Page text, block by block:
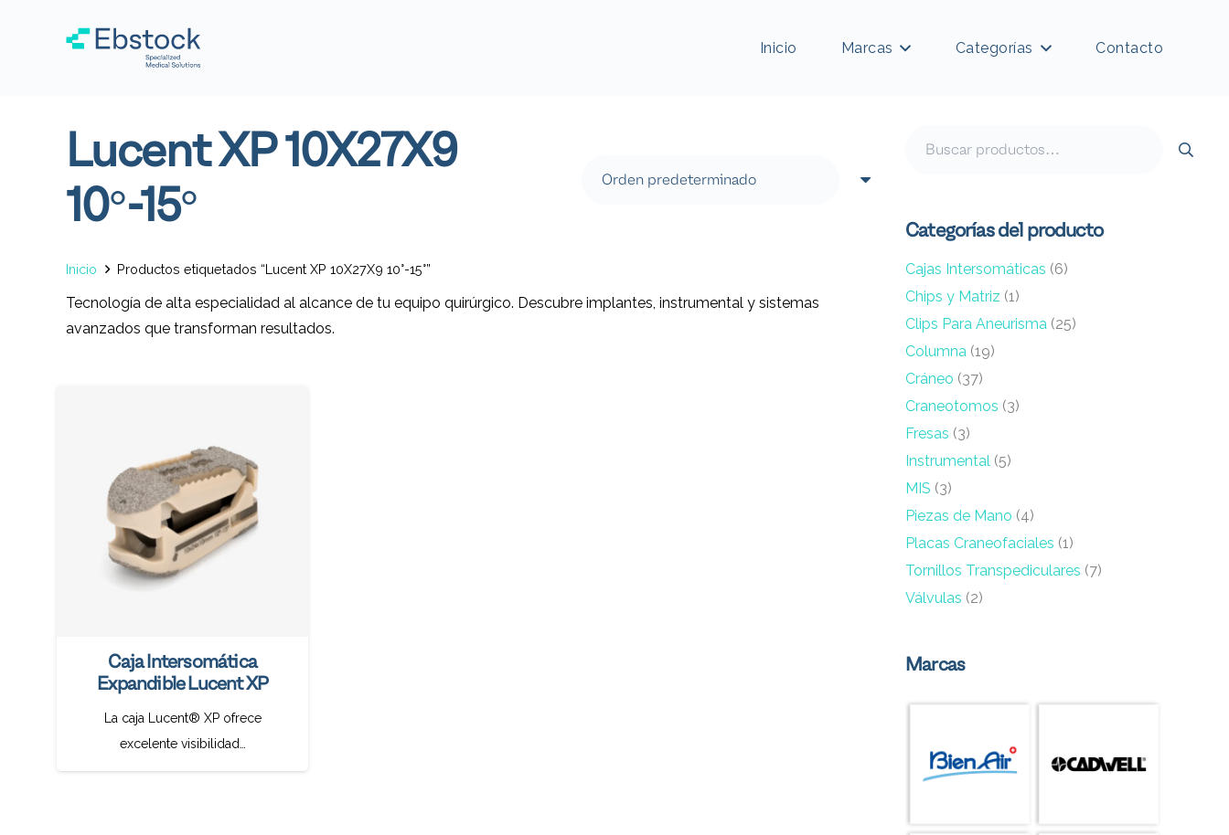
Inicio Marcas Categorías Contacto
Lucent XP 10X27X9
10°-15°
Inicio Productos etiquetados “Lucent XP 10X27X9 10°-15°”
Tecnología de alta especialidad al alcance de tu equipo quirúrgico. Descubre implantes, instrumental y sistemas
avanzados que transforman resultados.
Caja Intersomática
Expandible Lucent XP
La caja Lucent® XP ofrece
excelente visibilidad…
Categorías del producto
Cajas Intersomáticas (6)
Chips y Matriz (1)
Clips Para Aneurisma (25)
Columna (19)
Cráneo (37)
Craneotomos (3)
Fresas (3)
Instrumental (5)
MIS (3)
Piezas de Mano (4)
Placas Craneofaciales (1)
Tornillos Transpediculares (7)
Válvulas (2)
Marcas